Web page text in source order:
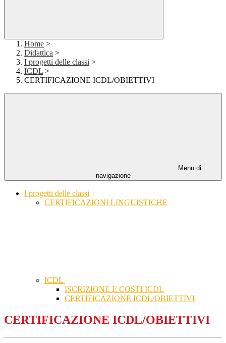
Home >
Didattica >
I progetti delle classi >
ICDL >
CERTIFICAZIONE ICDL/OBIETTIVI
Menu di
navigazione
I progetti delle classi
CERTIFICAZIONI LINGUISTICHE
ICDL
ISCRIZIONE E COSTI ICDL
CERTIFICAZIONE ICDL/OBIETTIVI
CERTIFICAZIONE ICDL/OBIETTIVI